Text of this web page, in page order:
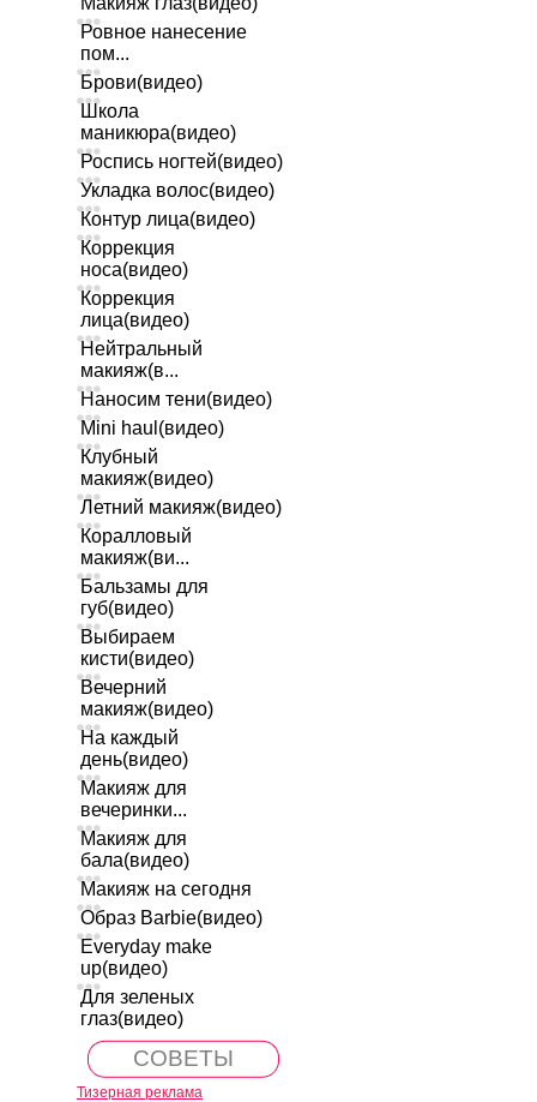
Ровное нанесение
пом...
Брови(видео)
Школа
маникюра(видео)
Роспись ногтей(видео)
Укладка волос(видео)
Контур лица(видео)
Коррекция
носа(видео)
Коррекция
лица(видео)
Нейтральный
макияж(в...
Наносим тени(видео)
Mini haul(видео)
Клубный
макияж(видео)
Летний макияж(видео)
Коралловый
макияж(ви...
Бальзамы для
губ(видео)
Выбираем
кисти(видео)
Вечерний
макияж(видео)
На каждый
день(видео)
Макияж для
вечеринки...
Макияж для
бала(видео)
Макияж на сегодня
Образ Barbie(видео)
Everyday make
up(видео)
Для зеленых
глаз(видео)
СОВЕТЫ
Тизерная реклама